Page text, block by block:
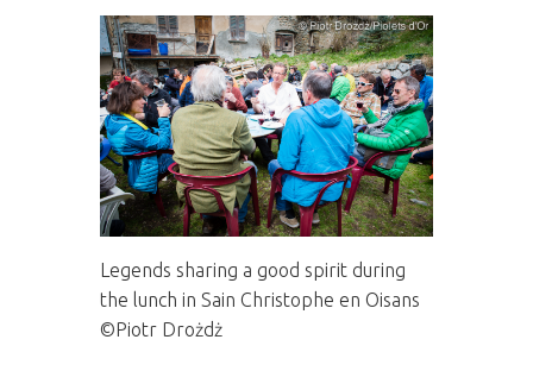
Legends sharing a good spirit during
the lunch in Sain Christophe en Oisans
©Piotr Drożdż